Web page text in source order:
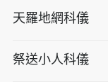
天羅地網科儀
祭送小人科儀